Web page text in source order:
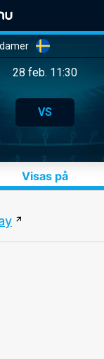
28 feb. 11:30
VS
Visas på